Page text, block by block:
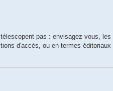
pas : envisagez-vous, les
d'accès, ou en termes éditoriaux